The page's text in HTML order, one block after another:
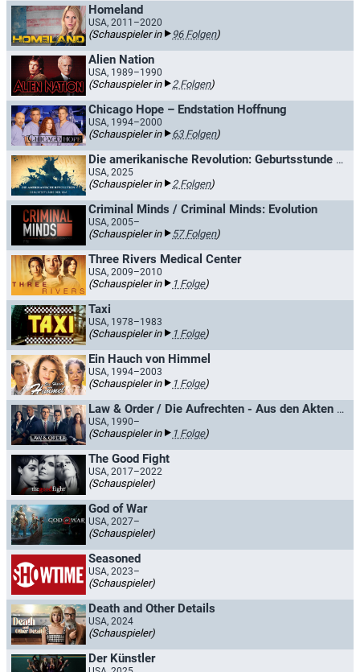
Homeland
USA, 2011–2020
(Schauspieler in 96 Folgen)
Alien Nation
USA, 1989–1990
(Schauspieler in 2 Folgen)
Chicago Hope – Endstation Hoffnung
USA, 1994–2000
(Schauspieler in 63 Folgen)
Die amerikanische Revolution: Geburtsstunde der USA
USA, 2025
(Schauspieler in 2 Folgen)
Criminal Minds / Criminal Minds: Evolution
USA, 2005–
(Schauspieler in 57 Folgen)
Three Rivers Medical Center
USA, 2009–2010
(Schauspieler in 1 Folge)
Taxi
USA, 1978–1983
(Schauspieler in 1 Folge)
Ein Hauch von Himmel
USA, 1994–2003
(Schauspieler in 1 Folge)
Law & Order / Die Aufrechten - Aus den Akten der Straße
USA, 1990–
(Schauspieler in 1 Folge)
The Good Fight
USA, 2017–2022
(Schauspieler)
God of War
USA, 2027–
(Schauspieler)
Seasoned
USA, 2023–
(Schauspieler)
Death and Other Details
USA, 2024
(Schauspieler)
Der Künstler